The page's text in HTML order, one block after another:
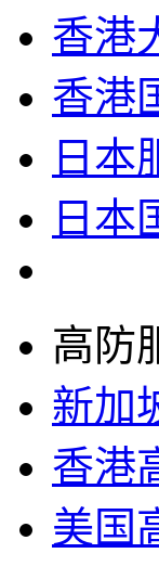
香港
香港
日本
日本
高防
新加
香港
美国